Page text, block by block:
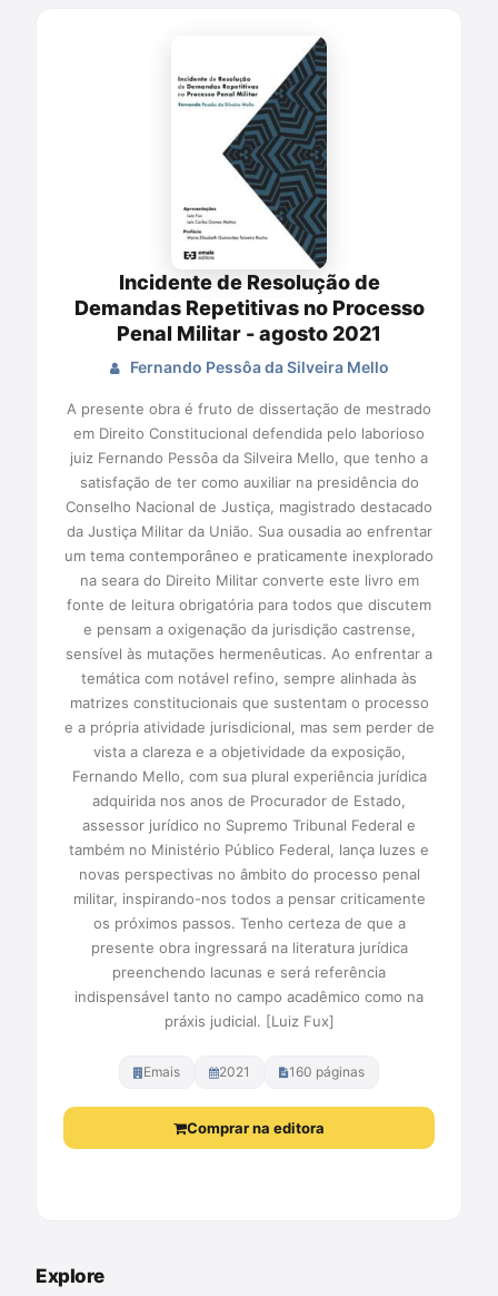
Incidente de Resolução de
Demandas Repetitivas no Processo
Penal Militar - agosto 2021
Fernando Pessôa da Silveira Mello
A presente obra é fruto de dissertação de mestrado
em Direito Constitucional defendida pelo laborioso
juiz Fernando Pessôa da Silveira Mello, que tenho a
satisfação de ter como auxiliar na presidência do
Conselho Nacional de Justiça, magistrado destacado
da Justiça Militar da União. Sua ousadia ao enfrentar
um tema contemporâneo e praticamente inexplorado
na seara do Direito Militar converte este livro em
fonte de leitura obrigatória para todos que discutem
e pensam a oxigenação da jurisdição castrense,
sensível às mutações hermenêuticas. Ao enfrentar a
temática com notável refino, sempre alinhada às
matrizes constitucionais que sustentam o processo
e a própria atividade jurisdicional, mas sem perder de
vista a clareza e a objetividade da exposição,
Fernando Mello, com sua plural experiência jurídica
adquirida nos anos de Procurador de Estado,
assessor jurídico no Supremo Tribunal Federal e
também no Ministério Público Federal, lança luzes e
novas perspectivas no âmbito do processo penal
militar, inspirando-nos todos a pensar criticamente
os próximos passos. Tenho certeza de que a
presente obra ingressará na literatura jurídica
preenchendo lacunas e será referência
indispensável tanto no campo acadêmico como na
práxis judicial. [Luiz Fux]
Emais 2021 160 páginas
Comprar na editora
Explore